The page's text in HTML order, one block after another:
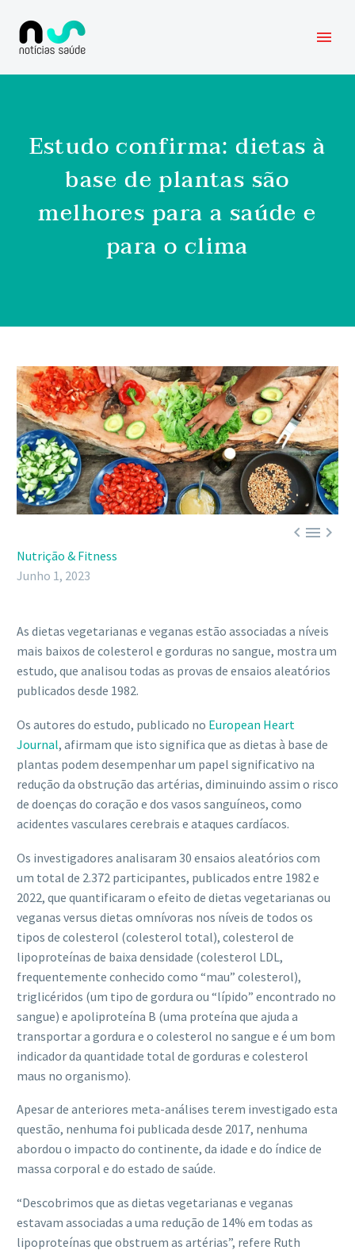
Estudo confirma: dietas à
base de plantas são
melhores para a saúde e
para o clima

Nutrição & Fitness
Junho 1, 2023
As dietas vegetarianas e veganas estão associadas a níveis
mais baixos de colesterol e gorduras no sangue, mostra um
estudo, que analisou todas as provas de ensaios aleatórios
publicados desde 1982.
Os autores do estudo, publicado no European Heart
Journal, afirmam que isto significa que as dietas à base de
plantas podem desempenhar um papel significativo na
redução da obstrução das artérias, diminuindo assim o risco
de doenças do coração e dos vasos sanguíneos, como
acidentes vasculares cerebrais e ataques cardíacos.
Os investigadores analisaram 30 ensaios aleatórios com
um total de 2.372 participantes, publicados entre 1982 e
2022, que quantificaram o efeito de dietas vegetarianas ou
veganas versus dietas omnívoras nos níveis de todos os
tipos de colesterol (colesterol total), colesterol de
lipoproteínas de baixa densidade (colesterol LDL,
frequentemente conhecido como “mau” colesterol),
triglicéridos (um tipo de gordura ou “lípido” encontrado no
sangue) e apoliproteína B (uma proteína que ajuda a
transportar a gordura e o colesterol no sangue e é um bom
indicador da quantidade total de gorduras e colesterol
maus no organismo).
Apesar de anteriores meta-análises terem investigado esta
questão, nenhuma foi publicada desde 2017, nenhuma
abordou o impacto do continente, da idade e do índice de
massa corporal e do estado de saúde.
“Descobrimos que as dietas vegetarianas e veganas
estavam associadas a uma redução de 14% em todas as
lipoproteínas que obstruem as artérias”, refere Ruth